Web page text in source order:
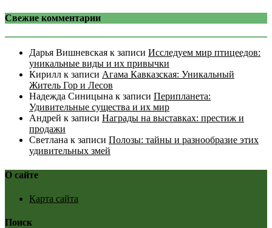
Свежие комментарии
Дарья Вишневская к записи Исследуем мир птицеедов:
уникальные виды и их привычки
Кирилл к записи Агама Кавказская: Уникальный
Житель Гор и Лесов
Надежда Синицына к записи Перипланета:
Удивительные существа и их мир
Андрей к записи Награды на выставках: престиж и
продажи
Светлана к записи Полозы: тайны и разнообразие этих
удивительных змей
О сайте
Карта сайта
Поиск